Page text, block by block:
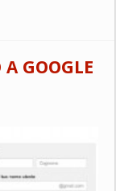
A GOOGLE